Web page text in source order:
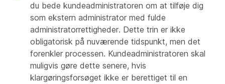
du bede kundeadministratoren om at tilføje dig
som ekstern administrator med fulde
administratorrettigheder. Dette trin er ikke
obligatorisk på nuværende tidspunkt, men det
forenkler processen. Kundeadministratoren skal
muligvis gøre dette senere, hvis
klargøringsforsøget ikke er berettiget til en